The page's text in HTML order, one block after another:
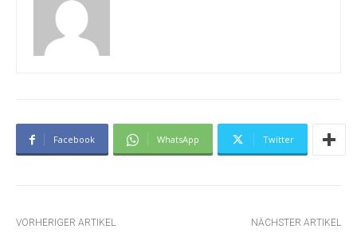
Facebook WhatsApp Twitter
VORHERIGER ARTIKEL NÄCHSTER ARTIKEL